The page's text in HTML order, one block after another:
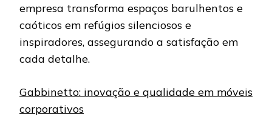
empresa transforma espaços barulhentos e
caóticos em refúgios silenciosos e
inspiradores, assegurando a satisfação em
cada detalhe.
Gabbinetto: inovação e qualidade em móveis
corporativos